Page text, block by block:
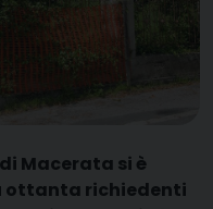
Macerata si è
ottanta richiedenti